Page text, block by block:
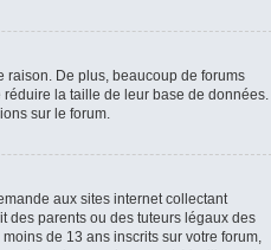
raison. De plus, beaucoup de forums
la taille de leur base de données.
sur le forum.
aux sites internet collectant
des parents ou des tuteurs légaux des
de 13 ans inscrits sur votre forum,